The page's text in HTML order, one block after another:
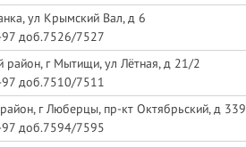
ул Крымский Вал, д 6
доб.7526/7527
район, г Мытищи, ул Лётная, д 21/2
доб.7510/7511
г Люберцы, пр-кт Октябрьский, д 339
доб.7594/7595